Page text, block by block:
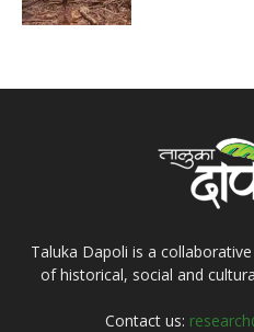
Taluka Dapoli is a
of historical, social and
Contact us: